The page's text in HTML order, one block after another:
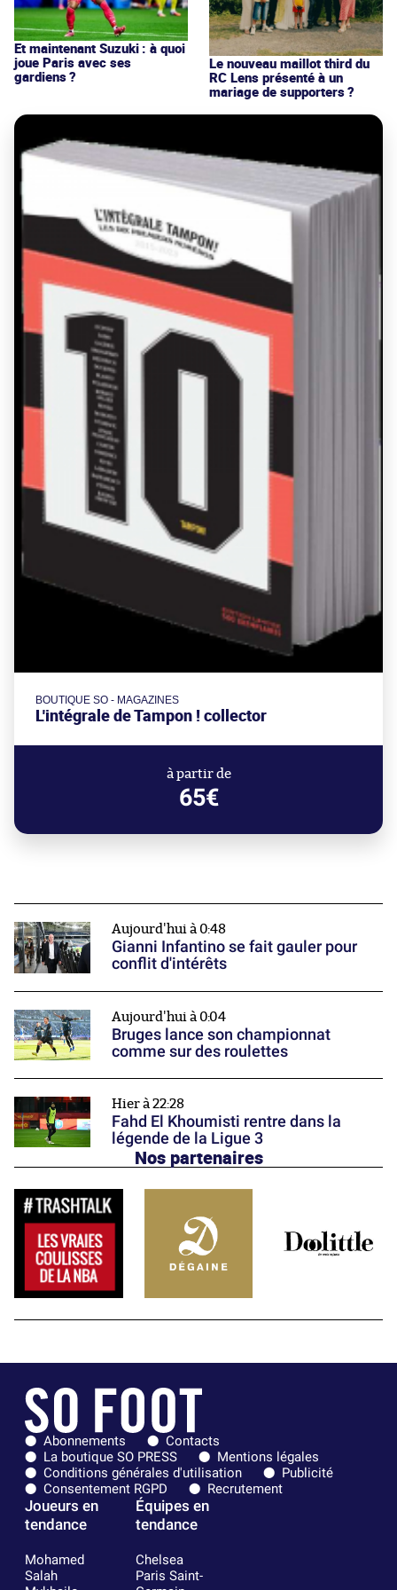
Et maintenant Suzuki : à quoi
joue Paris avec ses
gardiens ?
Le nouveau maillot third du
RC Lens présenté à un
mariage de supporters ?
BOUTIQUE SO - MAGAZINES
L'intégrale de Tampon ! collector
à partir de
65€
Aujourd'hui à 0:48
Gianni Infantino se fait gauler pour
conflit d'intérêts
Aujourd'hui à 0:04
Bruges lance son championnat
comme sur des roulettes
Hier à 22:28
Fahd El Khoumisti rentre dans la
légende de la Ligue 3
Nos partenaires
Abonnements
Contacts
La boutique SO PRESS
Mentions légales
Conditions générales d'utilisation
Publicité
Consentement RGPD
Recrutement
Joueurs en
tendance
Mohamed
Salah
Équipes en
tendance
Chelsea
Paris Saint-